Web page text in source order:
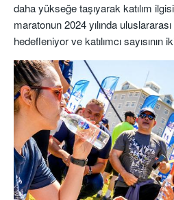
daha yükseğe taşıyarak katılım
maratonun 2024 yılında uluslararası
hedefleniyor ve katılımcı sayısının